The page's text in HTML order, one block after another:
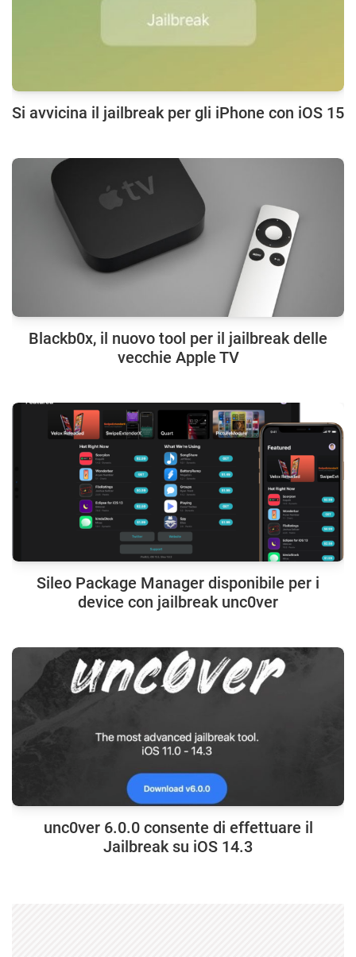
Si avvicina il jailbreak per gli iPhone con iOS 15
Blackb0x, il nuovo tool per il jailbreak delle
vecchie Apple TV
Sileo Package Manager disponibile per i
device con jailbreak unc0ver
unc0ver 6.0.0 consente di effettuare il
Jailbreak su iOS 14.3